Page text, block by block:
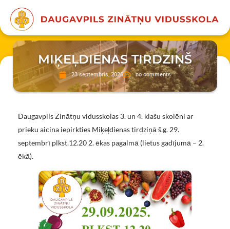
MIĶEĻDIENAS TIRDZIŅŠ
23 septembris, 2025 no comments
Daugavpils Zinātņu vidusskolas 3. un 4. klašu skolēni ar
prieku aicina iepirkties Miķeļdienas tirdziņā š.g. 29.
septembrī plkst.12.20 2. ēkas pagalmā (lietus gadījumā – 2.
ēkā).